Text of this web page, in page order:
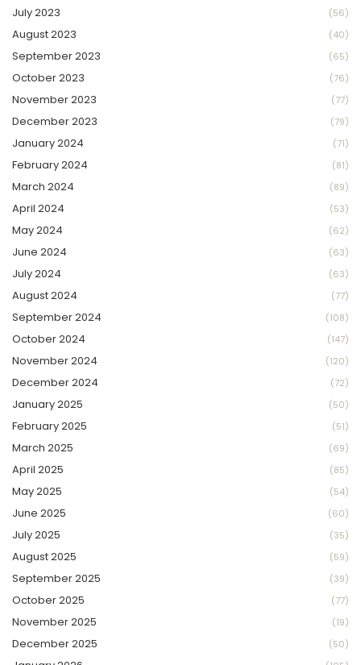
July 2023 (56)
August 2023 (40)
September 2023 (65)
October 2023 (76)
November 2023 (77)
December 2023 (79)
January 2024 (71)
February 2024 (81)
March 2024 (89)
April 2024 (53)
May 2024 (62)
June 2024 (63)
July 2024 (63)
August 2024 (77)
September 2024 (108)
October 2024 (147)
November 2024 (120)
December 2024 (72)
January 2025 (50)
February 2025 (51)
March 2025 (69)
April 2025 (85)
May 2025 (54)
June 2025 (60)
July 2025 (35)
August 2025 (59)
September 2025 (39)
October 2025 (77)
November 2025 (19)
December 2025 (50)